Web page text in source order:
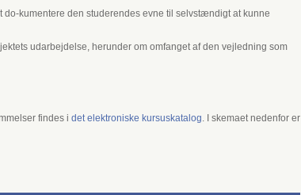
kumentere den studerendes evne til selvstændigt at kunne
udarbejdelse, herunder om omfanget af den vejledning som
findes i det elektroniske kursuskatalog. I skemaet nedenfor er